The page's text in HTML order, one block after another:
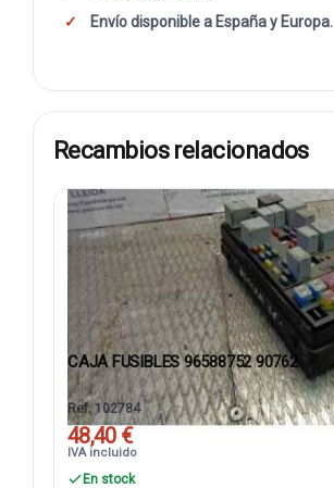
Envío disponible a España y Europa.
Recambios relacionados
CAJA FUSIBLES 96588752 90762
Ref. 102784
48,40 €
IVA incluido
En stock